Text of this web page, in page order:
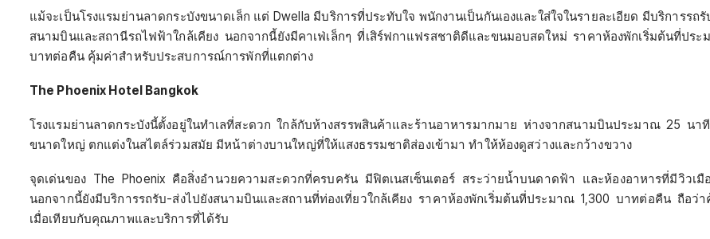
แม้จะเป็นโรงแรมย่านลาดกระบังขนาดเล็ก แต่ Dwella มีบริการที่ประทับใจ พนักงานเป็นกันเองและใส่ใจในรายละเอียด มีบริการรถ
สนามบินและสถานีรถไฟฟ้าใกล้เคียง นอกจากนี้ยังมีคาเฟ่เล็กๆ ที่เสิร์ฟกาแฟรสชาติดีและขนมอบสดใหม่ ราคาห้องพักเริ่มต้นที่ประ
บาทต่อคืน คุ้มค่าสำหรับประสบการณ์การพักที่แตกต่าง
The Phoenix Hotel Bangkok
โรงแรมย่านลาดกระบังนี้ตั้งอยู่ในทำเลที่สะดวก ใกล้กับห้างสรรพสินค้าและร้านอาหารมากมาย ห่างจากสนามบินประมาณ 25 นา
ขนาดใหญ่ ตกแต่งในสไตล์ร่วมสมัย มีหน้าต่างบานใหญ่ที่ให้แสงธรรมชาติส่องเข้ามา ทำให้ห้องดูสว่างและกว้างขวาง
จุดเด่นของ The Phoenix คือสิ่งอำนวยความสะดวกที่ครบครัน มีฟิตเนสเซ็นเตอร์ สระว่ายน้ำบนดาดฟ้า และห้องอาหารที่มีวิวเมื
นอกจากนี้ยังมีบริการรถรับ-ส่งไปยังสนามบินและสถานที่ท่องเที่ยวใกล้เคียง ราคาห้องพักเริ่มต้นที่ประมาณ 1,300 บาทต่อคืน ถือว่
เมื่อเทียบกับคุณภาพและบริการที่ได้รับ